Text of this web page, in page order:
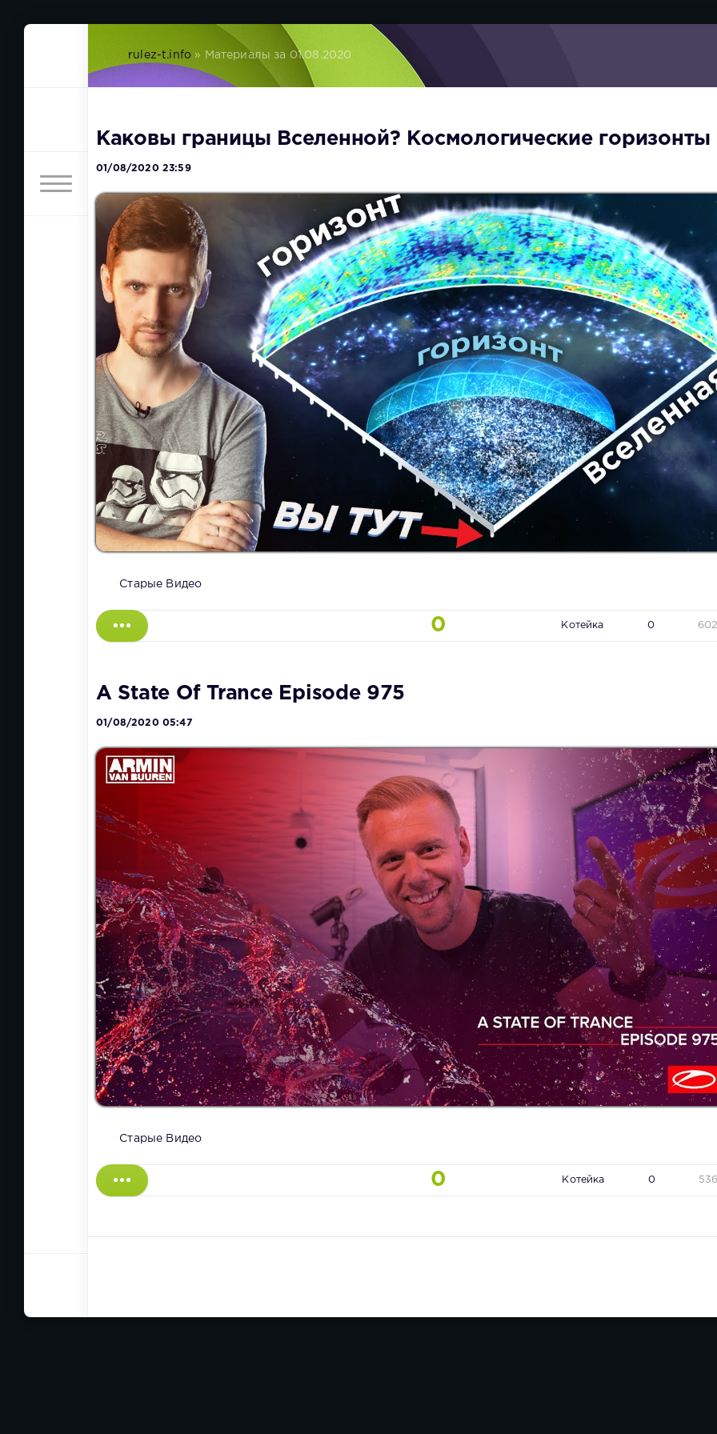
rulez-t.info » Материалы за 01.08.2020
Каковы границы Вселенной? Космологические горизонты
01/08/2020 23:59
Старые Видео
0 Котейка 0
A State Of Trance Episode 975
01/08/2020 05:47
Старые Видео
0 Котейка 0